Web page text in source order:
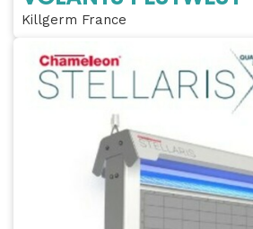
Killgerm France